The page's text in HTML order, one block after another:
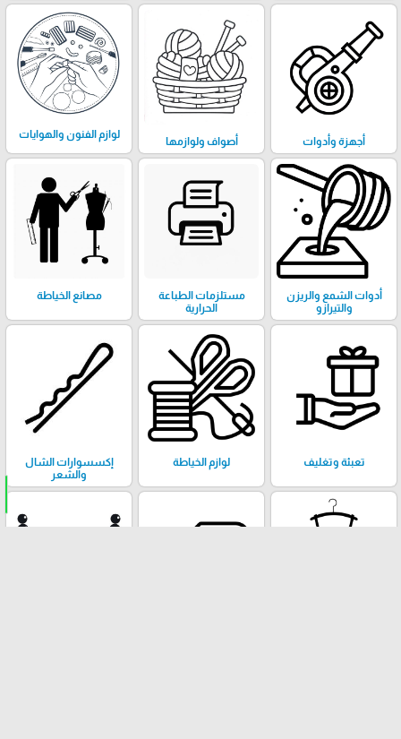
أجهزة وأدوات أصواف ولوازمها
لوازم الفنون والهوايات
أدوات الشمع والريزن
والتيرازو
مستلزمات الطباعة
الحرارية
مصانع الخياطة
تعبئة وتغليف لوازم الخياطة
إكسسوارات الشال
والشعر